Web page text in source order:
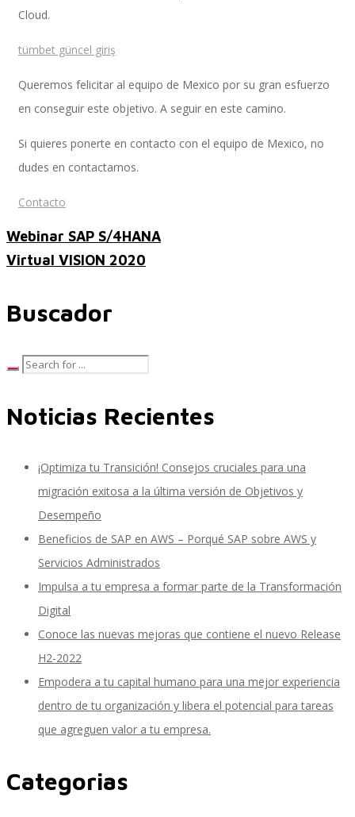
Learning and Development
Performance and Goals
Recruiting and Onboarding
SAP JAM
Express Packages
SAP Time & Attendance by Workforce Software
Cloud.
tümbet güncel giriş
Queremos felicitar al equipo de Mexico por su gran esfuerzo
en conseguir este objetivo. A seguir en este camino.
Si quieres ponerte en contacto con el equipo de Mexico, no
dudes en contactarnos.
Contacto
Webinar SAP S/4HANA
Virtual VISION 2020
Buscador
Noticias Recientes
¡Optimiza tu Transición! Consejos cruciales para una
migración exitosa a la última versión de Objetivos y
Desempeño
Beneficios de SAP en AWS – Porqué SAP sobre AWS y
Servicios Administrados
Impulsa a tu empresa a formar parte de la Transformación
Digital
Conoce las nuevas mejoras que contiene el nuevo Release
H2-2022
Empodera a tu capital humano para una mejor experiencia
dentro de tu organización y libera el potencial para tareas
que agreguen valor a tu empresa.
Categorias